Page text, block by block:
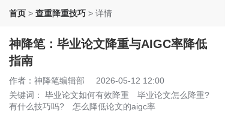
首页 > 查重降重技巧 > 详情
神降笔：毕业论文降重与AIGC率降低
指南
作者：神降笔编辑部
2026-05-12 12:00
关键词： 毕业论文如何有效降重
毕业论文怎么降重?
有什么技巧吗?
怎么降低论文的aigc率